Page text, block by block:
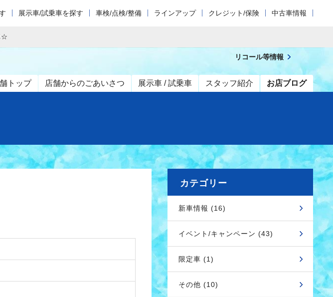
展示車/試乗車を探す 車検/点検/整備 ラインアップ クレジット/保険 中古車情報
☆
トップ 店舗からのごあいさつ 展示車 / 試乗車 スタッフ紹介 お店ブログ
リコール等情報
カテゴリー
新車情報 (16)
イベント/キャンペーン (43)
限定車 (1)
その他 (10)